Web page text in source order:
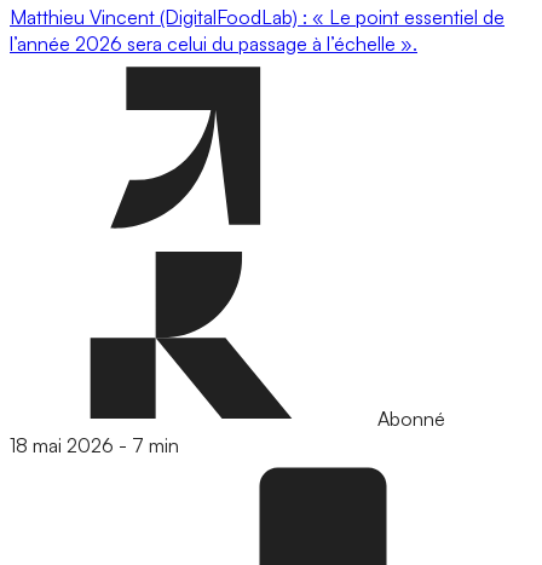
Matthieu Vincent (DigitalFoodLab) : « Le point essentiel de
l’année 2026 sera celui du passage à l’échelle ».
Abonné
18 mai 2026 - 7 min